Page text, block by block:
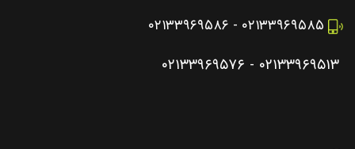
۰۲۱۳۳۹۶۹۵۸۵ - ۰۲۱۳۳۹۶۹۵۸۶
۰۲۱۳۳۹۶۹۵۱۳ - ۰۲۱۳۳۹۶۹۵۷۶